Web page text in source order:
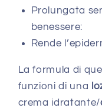
Prolungata
benessere:
Rende
La formula di
funzioni di una
crema idratante/